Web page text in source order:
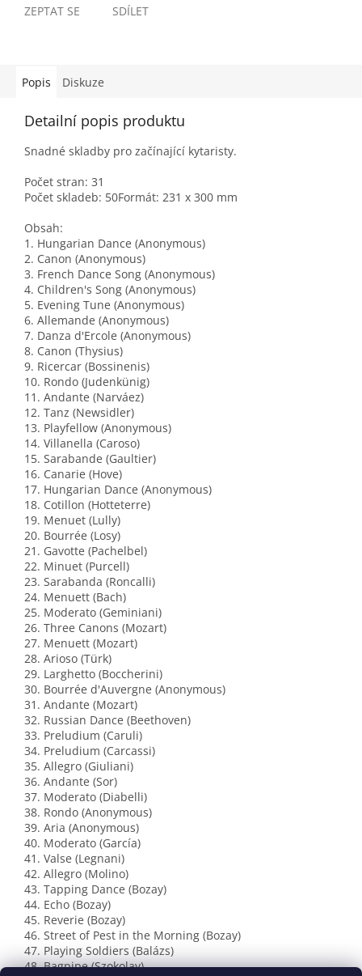
ZEPTAT SE SDÍLET
Popis Diskuze
Detailní popis produktu
Snadné skladby pro začínající kytaristy.
Počet stran: 31
Počet skladeb: 50Formát: 231 x 300 mm
Obsah:
1. Hungarian Dance (Anonymous)
2. Canon (Anonymous)
3. French Dance Song (Anonymous)
4. Children's Song (Anonymous)
5. Evening Tune (Anonymous)
6. Allemande (Anonymous)
7. Danza d'Ercole (Anonymous)
8. Canon (Thysius)
9. Ricercar (Bossinenis)
10. Rondo (Judenkünig)
11. Andante (Narváez)
12. Tanz (Newsidler)
13. Playfellow (Anonymous)
14. Villanella (Caroso)
15. Sarabande (Gaultier)
16. Canarie (Hove)
17. Hungarian Dance (Anonymous)
18. Cotillon (Hotteterre)
19. Menuet (Lully)
20. Bourrée (Losy)
21. Gavotte (Pachelbel)
22. Minuet (Purcell)
23. Sarabanda (Roncalli)
24. Menuett (Bach)
25. Moderato (Geminiani)
26. Three Canons (Mozart)
27. Menuett (Mozart)
28. Arioso (Türk)
29. Larghetto (Boccherini)
30. Bourrée d'Auvergne (Anonymous)
31. Andante (Mozart)
32. Russian Dance (Beethoven)
33. Preludium (Caruli)
34. Preludium (Carcassi)
35. Allegro (Giuliani)
36. Andante (Sor)
37. Moderato (Diabelli)
38. Rondo (Anonymous)
39. Aria (Anonymous)
40. Moderato (García)
41. Valse (Legnani)
42. Allegro (Molino)
43. Tapping Dance (Bozay)
44. Echo (Bozay)
45. Reverie (Bozay)
46. Street of Pest in the Morning (Bozay)
47. Playing Soldiers (Balázs)
48. Bagpipe (Szokolay)